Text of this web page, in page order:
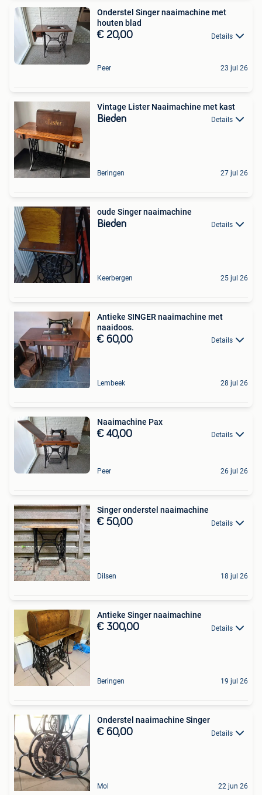
Onderstel Singer naaimachine met
houten blad
€ 20,00 Details
Peer 23 jul 26
Vintage Lister Naaimachine met kast
Bieden Details
Beringen 27 jul 26
oude Singer naaimachine
Bieden Details
Keerbergen 25 jul 26
Antieke SINGER naaimachine met
naaidoos.
€ 60,00 Details
Lembeek 28 jul 26
Naaimachine Pax
€ 40,00 Details
Peer 26 jul 26
Singer onderstel naaimachine
€ 50,00 Details
Dilsen 18 jul 26
Antieke Singer naaimachine
€ 300,00 Details
Beringen 19 jul 26
Onderstel naaimachine Singer
€ 60,00 Details
Mol 22 jun 26